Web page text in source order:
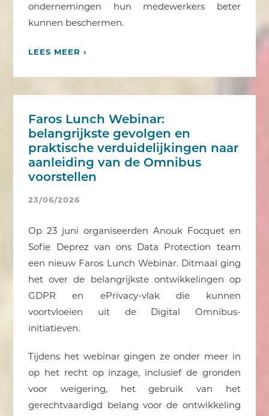
ondernemingen hun medewerkers beter
kunnen beschermen.
LEES MEER ›
Faros Lunch Webinar:
belangrijkste gevolgen en
praktische verduidelijkingen naar
aanleiding van de Omnibus
voorstellen
23/06/2026
Op 23 juni organiseerden Anouk Focquet en
Sofie Deprez van ons Data Protection team
een nieuw Faros Lunch Webinar. Ditmaal ging
het over de belangrijkste ontwikkelingen op
GDPR en ePrivacy-vlak die kunnen
voortvloeien uit de Digital Omnibus-
initiatieven.
Tijdens het webinar gingen ze onder meer in
op het recht op inzage, inclusief de gronden
voor weigering, het gebruik van het
gerechtvaardigd belang voor de ontwikkeling